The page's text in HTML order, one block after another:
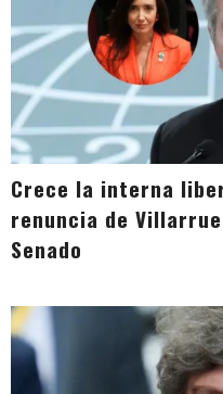
Crece la interna
renuncia de
Senado